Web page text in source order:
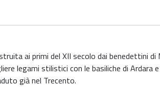
ai primi del XII secolo dai benedettini
legami stilistici con le basiliche di Ardara e
già nel Trecento.